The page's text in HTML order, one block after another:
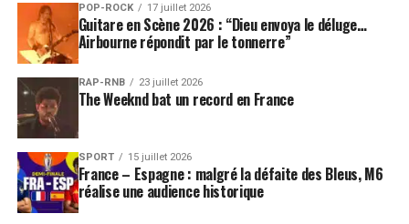
POP-ROCK 17 juillet 2026
Guitare en Scène 2026 : “Dieu envoya le déluge…
Airbourne répondit par le tonnerre”
RAP-RNB 23 juillet 2026
The Weeknd bat un record en France
SPORT 15 juillet 2026
France – Espagne : malgré la défaite des Bleus, M6
réalise une audience historique